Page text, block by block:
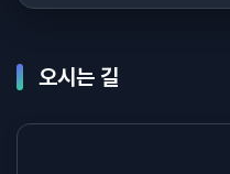
오시는 길